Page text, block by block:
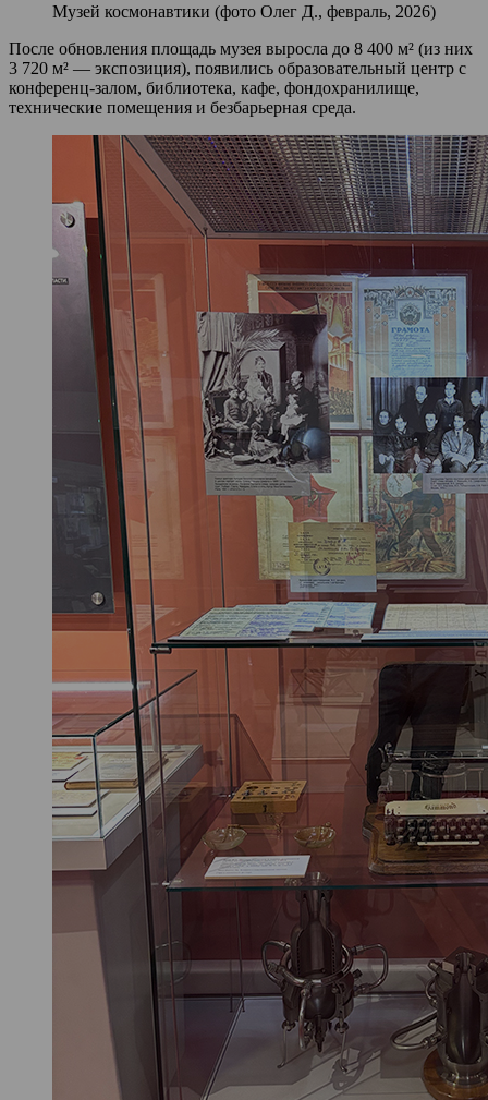
Музей космонавтики (фото Олег Д., февраль, 2026)
После обновления площадь музея выросла до 8 400 м² (из них
3 720 м² — экспозиция), появились образовательный центр с
конференц‑залом, библиотека, кафе, фондохранилище,
технические помещения и безбарьерная среда.